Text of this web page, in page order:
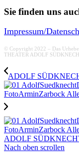
Sie finden uns
Impressum/
© Copyright 2022 – Das
THEATER ADOLF
ADOLF
ADOLF
Nach oben scrollen